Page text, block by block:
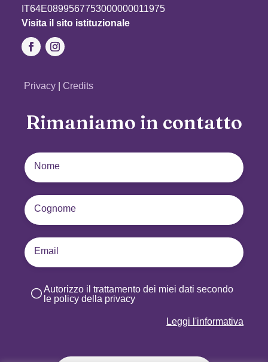
IT64E0899567753000000011975
Visita il sito istituzionale
Privacy Credits
Rimaniamo in contatto
Autorizzo il trattamento dei miei dati secondo
le policy della privacy
Leggi l'informativa